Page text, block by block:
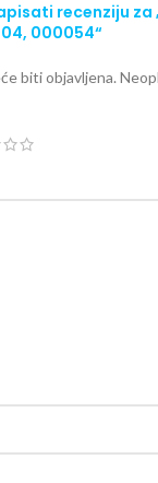
recenziju za
000054“
biti objavljena.